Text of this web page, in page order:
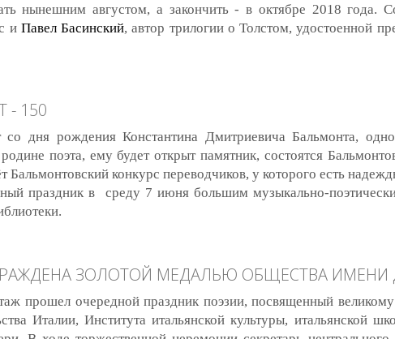
нынешним августом, а закончить - в октябре 2018 года.
и Павел Басинский, автор трилогии о Толстом, удостоенной
- 150
дня рождения Константина Дмитриевича Бальмонта,
поэта, ему будет открыт памятник, состоятся
Бальмонтовский конкурс переводчиков, у которого есть
праздник в среду 7 июня большим музыкально-
ЗОЛОТОЙ МЕДАЛЬЮ ОБЩЕСТВА ИМЕНИ
прошел очередной праздник поэзии, посвященный
Италии, Института итальянской культуры, итальянской